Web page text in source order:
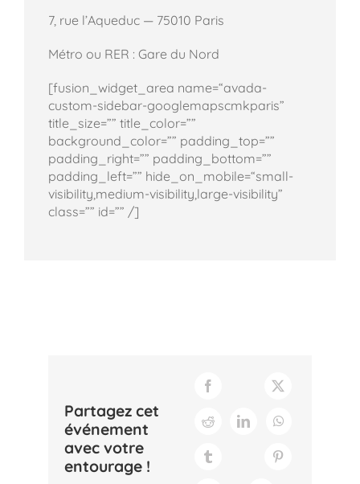
7, rue l’Aqueduc — 75010 Paris
Métro ou RER : Gare du Nord
[fusion_widget_area name=“avada-
custom-sidebar-googlemapscmkparis”
title_size=”” title_color=””
background_color=”” padding_top=””
padding_right=”” padding_bottom=””
padding_left=”” hide_on_mobile=“small-
visibility,medium-visibility,large-visibility”
class=”” id=”” /]
Partagez cet
événement
avec votre
entourage !